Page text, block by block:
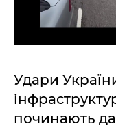
Удари
починають